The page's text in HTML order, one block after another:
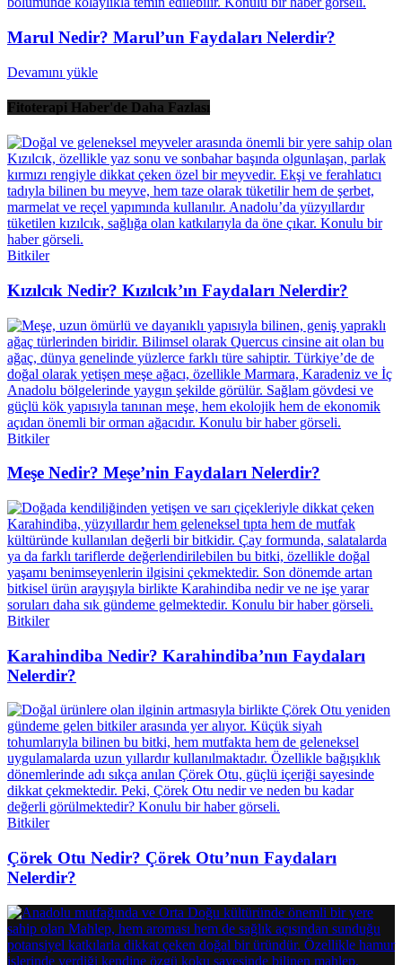
Marul Nedir? Marul’un Faydaları Nelerdir?
Devamını yükle
Fitoterapi Haber'de Daha Fazlası
Bitkiler
Kızılcık Nedir? Kızılcık’ın Faydaları Nelerdir?
Bitkiler
Meşe Nedir? Meşe’nin Faydaları Nelerdir?
Bitkiler
Karahindiba Nedir? Karahindiba’nın Faydaları
Nelerdir?
Bitkiler
Çörek Otu Nedir? Çörek Otu’nun Faydaları
Nelerdir?